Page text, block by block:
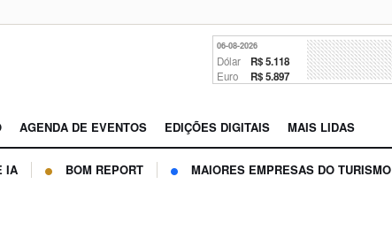
06-08-2026
Dólar R$ 5.118
Euro R$ 5.897
AGENDA DE EVENTOS EDIÇÕES DIGITAIS MAIS LIDAS
IA BOM REPORT MAIORES EMPRESAS DO TURISMO